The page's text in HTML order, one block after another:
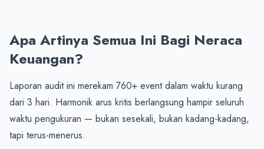
Apa Artinya Semua Ini Bagi Neraca
Keuangan?
Laporan audit ini merekam 760+ event dalam waktu kurang
dari 3 hari. Harmonik arus kritis berlangsung hampir seluruh
waktu pengukuran — bukan sesekali, bukan kadang-kadang,
tapi terus-menerus.